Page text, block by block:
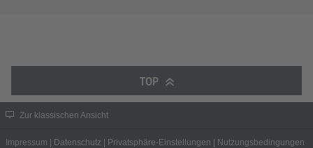
TOP
Zur klassischen Ansicht
Impressum Datenschutz Privatsphäre-Einstellungen
Nutzungsbedingungen